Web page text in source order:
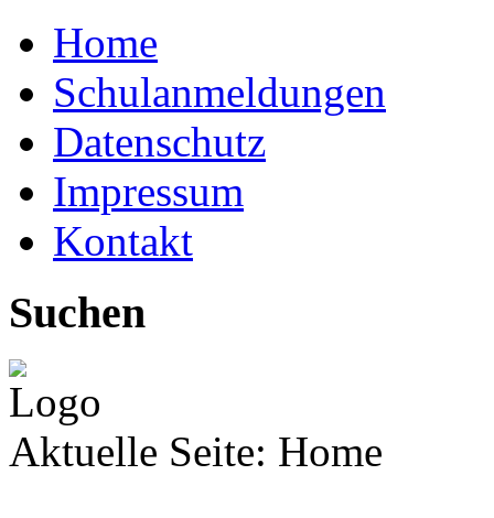
Home
Schulanmeldungen
Datenschutz
Impressum
Kontakt
Suchen
Aktuelle Seite: Home